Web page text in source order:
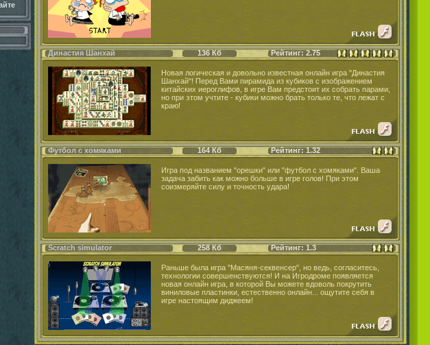
Династия Шанхай 136 Кб Рейтинг: 2.75
Новая логическая и довольно известная онлайн игра "Династия
Шанхай"! Перед Вами пирамида из кубиков с изображением
китайских иероглифов, в игре Вам предстоит их собрать парами,
но при этом учтите - кубики можно брать только те, что лежат с
краю!
Футбол с хомяками 164 Кб Рейтинг: 1.32
Игра под названием "орешки" или "футбол с хомяками". Ваша
задача забить как можно больше в игре голов! При этом
соизмеряйте силу и точность удара!
Scratch simulator 258 Кб Рейтинг: 1.3
Раньше была игра "Масяня-секвенсер", но ведь, согласитесь,
технологии совершенствуются! И на Игродроме появляется
новая онлайн игра, в которой Вы можете вдоволь покрутить
виниловые пластинки, естественно онлайн... ощутите себя в
игре настоящим диджеем!